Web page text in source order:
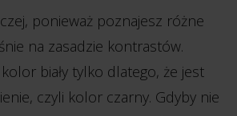
ponieważ poznajesz różne
na zasadzie kontrastów.
biały tylko dlatego, że jest
czyli kolor czarny. Gdyby nie